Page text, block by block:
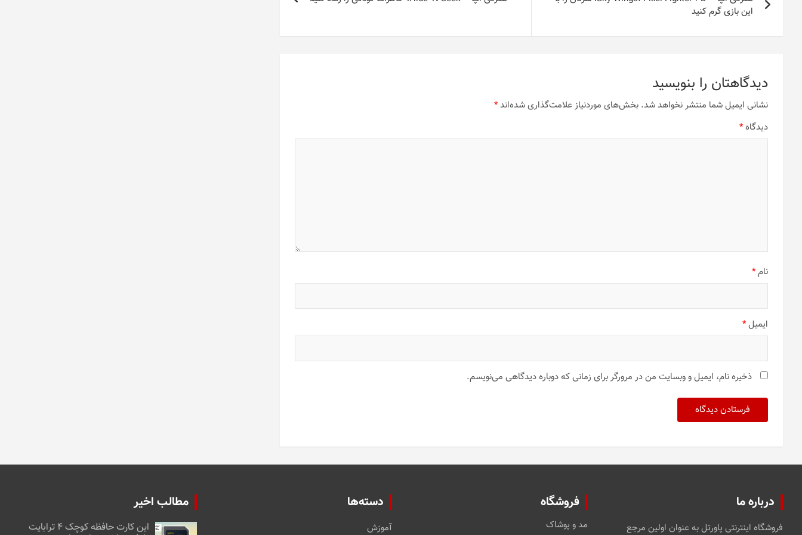
نوشتهاین بازی گرم کنید
دیدگاهتان را بنویسید
نشانی ایمیل شما منتشر نخواهد شد. بخش‌های موردنیاز علامت‌گذاری شده‌اند*
دیدگاه*
نام*
ایمیل*
ذخیره نام، ایمیل و وبسایت من در مرورگر برای زمانی که دوباره دیدگاهی می‌نویسم.
درباره ما
فروشگاه اینترنتی پاورتل به عنوان اولین مرجع
فروشگاه
مد و پوشاک
دسته‌ها
آموزش
مطالب اخیر
این کارت حافظه کوچک ۴ ترابایت